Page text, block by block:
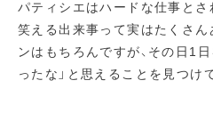
パティシエはハードな仕事とさ
笑える出来事って実はたくさん
ンはもちろんですが、その日1
ったな」と思えることを見つけ